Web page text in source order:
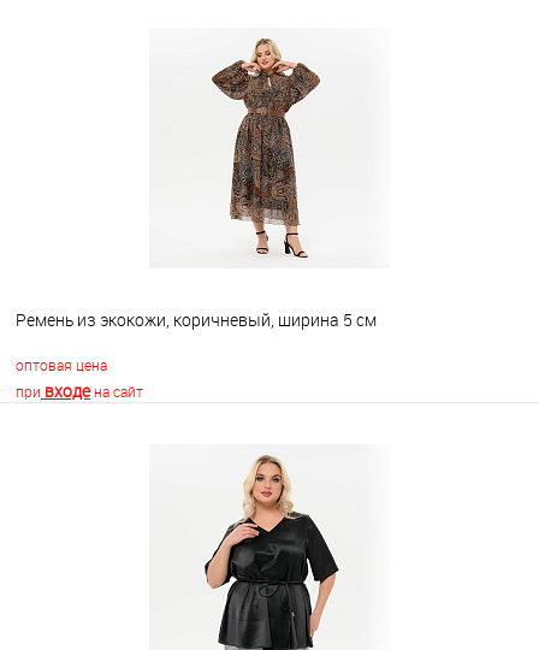
В корзину
Ремень из экокожи, коричневый, ширина 5 см
оптовая цена
при входена сайт
В корзину